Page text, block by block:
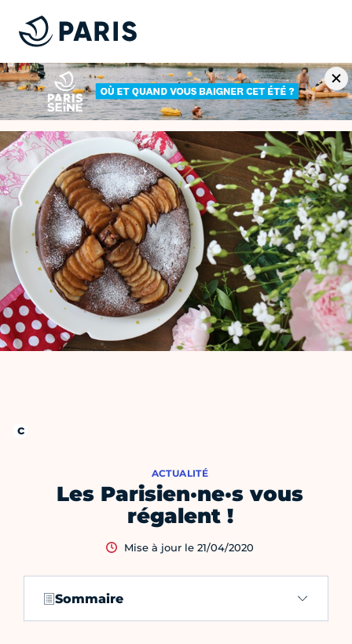
Les Parisien·ne·s vous
régalent !
ACTUALITÉ
Mise à jour le 21/04/2020
Sommaire